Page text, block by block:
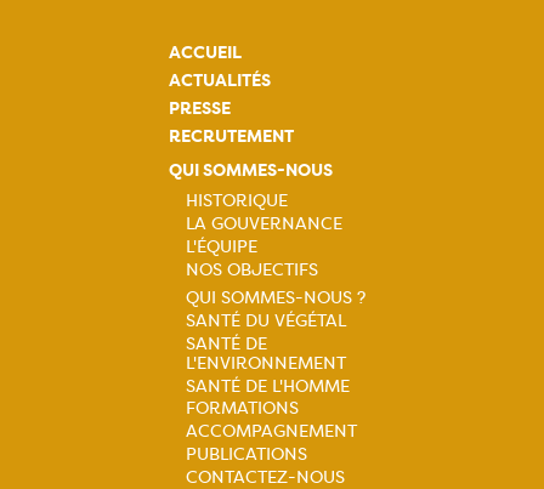
ACCUEIL
ACTUALITÉS
PRESSE
RECRUTEMENT
QUI SOMMES-NOUS
Navigation
principale
HISTORIQUE
LA GOUVERNANCE
L'ÉQUIPE
NOS OBJECTIFS
Navigation
principale
QUI SOMMES-NOUS ?
SANTÉ DU VÉGÉTAL
SANTÉ DE
L'ENVIRONNEMENT
SANTÉ DE L'HOMME
FORMATIONS
ACCOMPAGNEMENT
PUBLICATIONS
CONTACTEZ-NOUS